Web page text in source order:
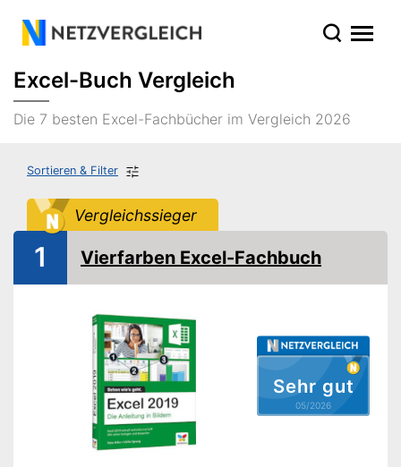
Excel-Buch Vergleich
Die 7 besten Excel-Fachbücher im Vergleich 2026
Sortieren & Filter
Vergleichssieger
Sehr gut
05/2026
1 Vierfarben Excel-Fachbuch